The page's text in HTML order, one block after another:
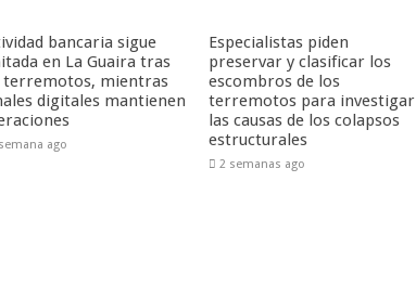
bancaria sigue
en La Guaira tras
terremotos, mientras
digitales mantienen
ago
Especialistas piden
preservar y clasificar los
escombros de los
terremotos para investigar
las causas de los colapsos
estructurales
2 semanas ago